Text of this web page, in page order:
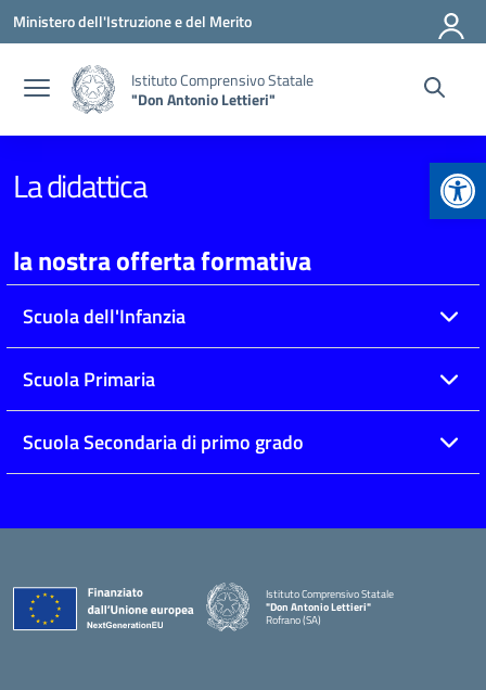
Vai ai contenuti
Vai al menu di navigazione
Vai al footer
Ministero dell'Istruzione e del Merito
Istituto Comprensivo Statale
"Don Antonio Lettieri"
La didattica
la nostra offerta formativa
Scuola dell'Infanzia
Scuola Primaria
Scuola Secondaria di primo grado
Istituto Comprensivo Statale
"Don Antonio Lettieri"
Rofrano (SA)